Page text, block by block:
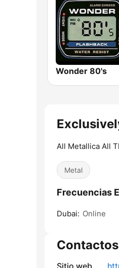
Wonder 80's
All Metallica All
Metal
Frecuencias
Dubai: Online
Contactos